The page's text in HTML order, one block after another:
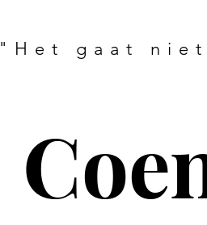
"Het gaat